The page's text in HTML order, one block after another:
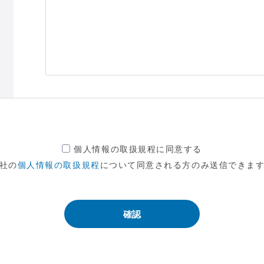
個人情報の取扱規程に同意する
の個人情報の取扱規程 について同意される方のみ送信できま
確認